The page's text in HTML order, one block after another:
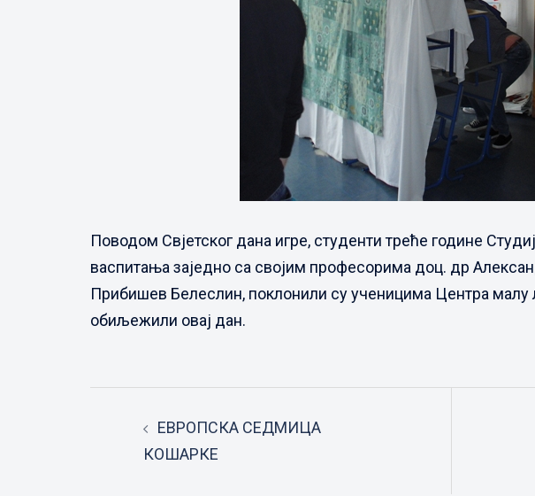
Поводом Свјетског дана игре, студенти треће године
васпитања заједно са својим професорима доц. др
Прибишев Белеслин, поклонили су ученицима Центра малу
обиљежили овај дан.
navigation
ЕВРОПСКА СЕДМИЦА
КОШАРКЕ